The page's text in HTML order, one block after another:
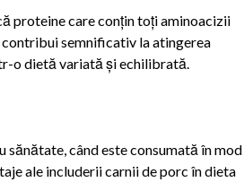
proteine care conțin toți aminoacizii
contribui semnificativ la atingerea
o dietă variată și echilibrată.
sănătate, când este consumată în mod
ale includerii carnii de porc în dieta